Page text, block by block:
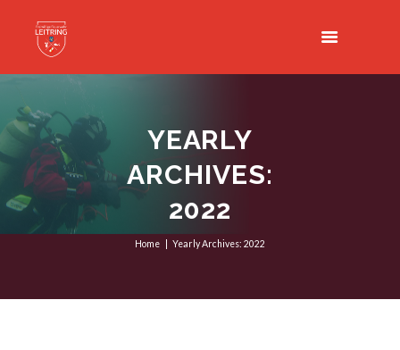
YEARLY
ARCHIVES:
2022
Home Yearly Archives: 2022